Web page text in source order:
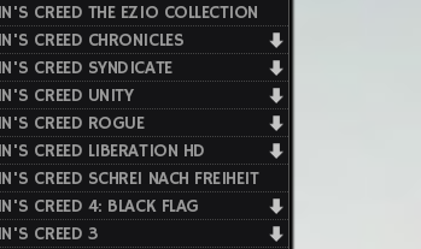
CREED THE EZIO COLLECTION
CREED CHRONICLES
CREED SYNDICATE
CREED UNITY
CREED ROGUE
CREED LIBERATION HD
CREED SCHREI NACH FREIHEIT
CREED 4: BLACK FLAG
CREED 3